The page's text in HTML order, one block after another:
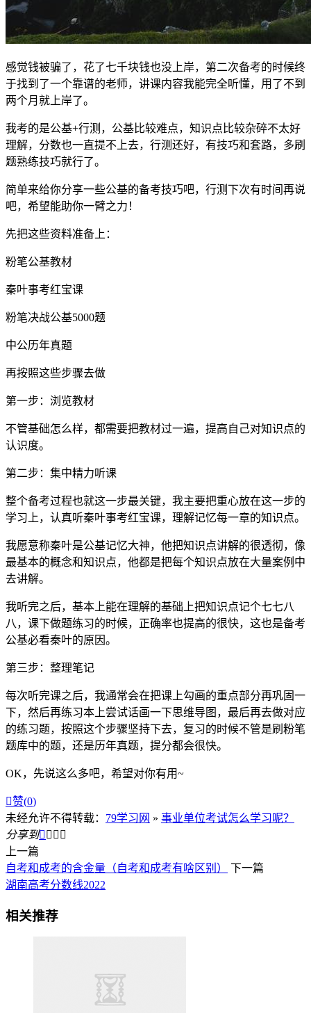
感觉钱被骗了，花了七千块钱也没上岸，第二次备考的时候终
于找到了一个靠谱的老师，讲课内容我能完全听懂，用了不到
两个月就上岸了。
我考的是公基+行测，公基比较难点，知识点比较杂碎不太好
理解，分数也一直提不上去，行测还好，有技巧和套路，多刷
题熟练技巧就行了。
简单来给你分享一些公基的备考技巧吧，行测下次有时间再说
吧，希望能助你一臂之力！
先把这些资料准备上：
粉笔公基教材
秦叶事考红宝课
粉笔决战公基5000题
中公历年真题
再按照这些步骤去做
第一步：浏览教材
不管基础怎么样，都需要把教材过一遍，提高自己对知识点的
认识度。
第二步：集中精力听课
整个备考过程也就这一步最关键，我主要把重心放在这一步的
学习上，认真听秦叶事考红宝课，理解记忆每一章的知识点。
我愿意称秦叶是公基记忆大神，他把知识点讲解的很透彻，像
最基本的概念和知识点，他都是把每个知识点放在大量案例中
去讲解。
我听完之后，基本上能在理解的基础上把知识点记个七七八
八，课下做题练习的时候，正确率也提高的很快，这也是备考
公基必看秦叶的原因。
第三步：整理笔记
每次听完课之后，我通常会在把课上勾画的重点部分再巩固一
下，然后再练习本上尝试话画一下思维导图，最后再去做对应
的练习题，按照这个步骤坚持下去，复习的时候不管是刷粉笔
题库中的题，还是历年真题，提分都会很快。
OK，先说这么多吧，希望对你有用~
赞(0)
未经允许不得转载： 79学习网 » 事业单位考试怎么学习呢？
分享到   
上一篇
自考和成考的含金量（自考和成考有啥区别）
下一篇
湖南高考分数线2022
相关推荐